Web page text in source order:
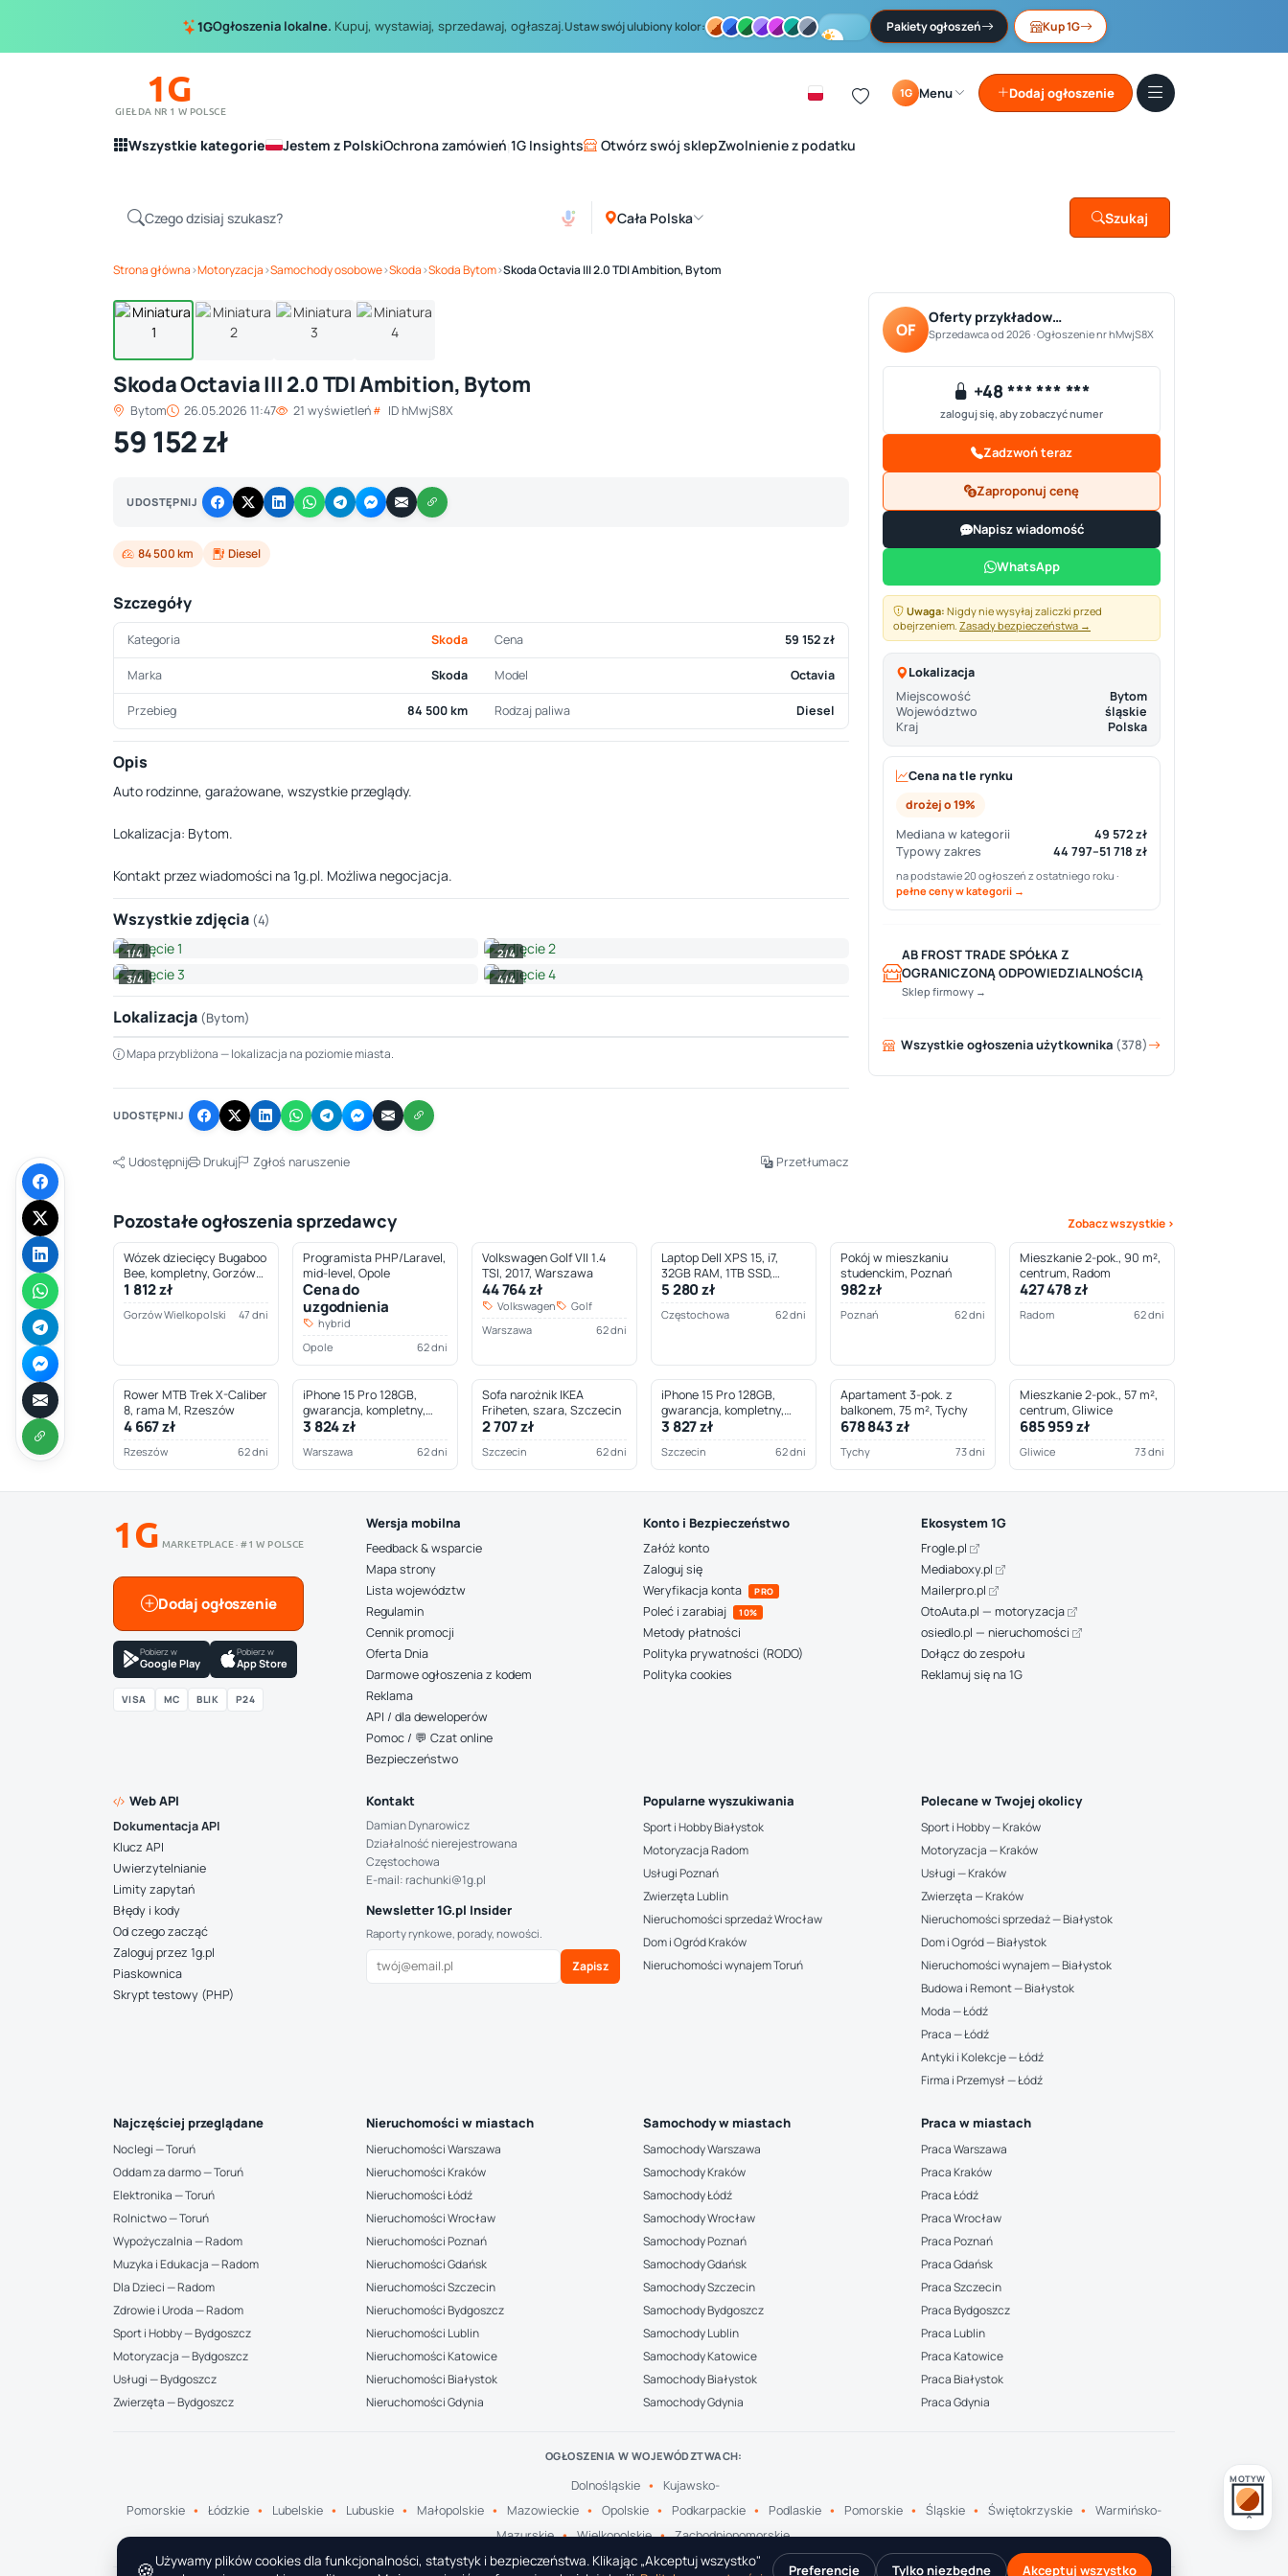
MOTYW
1GOgłoszenia lokalne. Kupuj, wystawiaj, sprzedawaj, ogłaszaj.Ustaw swój ulubiony kolor: Pakiety ogłoszeń Kup 1G
1G
GIEŁDA NR 1 W POLSCE
1G Menu Dodaj ogłoszenie
Wszystkie kategorie Jestem z PolskiOchrona zamówień 1G Insights Otwórz swój sklepZwolnienie z podatku
Cała Polska Szukaj
Strona główna›Motoryzacja›Samochody osobowe›Skoda›Skoda Bytom›Skoda Octavia III 2.0 TDI Ambition, Bytom
1/ 4
Skoda Octavia III 2.0 TDI Ambition, Bytom
Bytom 26.05.2026 11:47 21 wyświetleń ID hMwjS8X
59 152 zł
UDOSTĘPNIJ
84 500 km Diesel
Szczegóły
Kategoria Skoda Cena 59 152 zł
Marka Skoda Model Octavia
Przebieg 84 500 km Rodzaj paliwa Diesel
Opis
Auto rodzinne, garażowane, wszystkie przeglądy.
Lokalizacja: Bytom.
Kontakt przez wiadomości na 1g.pl. Możliwa negocjacja.
Wszystkie zdjęcia (4)
1/4
2/4
3/4
4/4
Lokalizacja (Bytom)
+
−
Mapa przybliżona — lokalizacja na poziomie miasta.
UDOSTĘPNIJ
Udostępnij Drukuj Zgłoś naruszenie Przetłumacz
OF
Oferty przykładow…
Sprzedawca od 2026 · Ogłoszenie nr hMwjS8X
+48 *** *** ***
zaloguj się, aby zobaczyć numer
Zadzwoń teraz
Zaproponuj cenę
Napisz wiadomość
WhatsApp
Uwaga: Nigdy nie wysyłaj zaliczki przed
obejrzeniem. Zasady bezpieczeństwa →
Lokalizacja
Miejscowość
Bytom
Województwo
śląskie
Kraj
Polska
Cena na tle rynku
drożej o 19%
Mediana w kategorii
49 572 zł
Typowy zakres
44 797–51 718 zł
na podstawie 20 ogłoszeń z ostatniego roku ·
pełne ceny w kategorii →
AB FROST TRADE SPÓŁKA Z
OGRANICZONĄ ODPOWIEDZIALNOŚCIĄ
Sklep firmowy →
Wszystkie ogłoszenia użytkownika (378)
Pozostałe ogłoszenia sprzedawcy Zobacz wszystkie ›
Wózek dziecięcy Bugaboo
Bee, kompletny, Gorzów
Wielkopolski
1 812 zł
Gorzów Wielkopolski 47 dni
Programista PHP/Laravel,
mid-level, Opole
Cena do
uzgodnienia
hybrid
Opole
62 dni
Volkswagen Golf VII 1.4
TSI, 2017, Warszawa
44 764 zł
Volkswagen
Golf
Warszawa
62 dni
Laptop Dell XPS 15, i7,
32GB RAM, 1TB SSD,
Częstochowa
5 280 zł
Częstochowa 62 dni
Pokój w mieszkaniu
studenckim, Poznań
982 zł
Poznań 62 dni
Mieszkanie 2-pok., 90 m²,
centrum, Radom
427 478 zł
Radom 62 dni
Rower MTB Trek X-Caliber
8, rama M, Rzeszów
4 667 zł
Rzeszów 62 dni
iPhone 15 Pro 128GB,
gwarancja, kompletny,
Warszawa
3 824 zł
Warszawa 62 dni
Sofa narożnik IKEA
Friheten, szara, Szczecin
2 707 zł
Szczecin 62 dni
iPhone 15 Pro 128GB,
gwarancja, kompletny,
Szczecin
3 827 zł
Szczecin 62 dni
Apartament 3-pok. z
balkonem, 75 m², Tychy
678 843 zł
Tychy 73 dni
Mieszkanie 2-pok., 57 m²,
centrum, Gliwice
685 959 zł
Gliwice 73 dni
1G MARKETPLACE · #1 W POLSCE
Dodaj ogłoszenie
Pobierz w
Google Play
Pobierz w
App Store
VISA MC BLIK P24
Wersja mobilna
Feedback & wsparcie
Mapa strony
Lista województw
Regulamin
Cennik promocji
Oferta Dnia
Darmowe ogłoszenia z kodem
Reklama
API / dla deweloperów
Pomoc / 💬 Czat online
Bezpieczeństwo
Konto i Bezpieczeństwo
Załóż konto
Zaloguj się
Weryfikacja konta
PRO
Poleć i zarabiaj 10%
Metody płatności
Polityka prywatności (RODO)
Polityka cookies
Ekosystem 1G
Frogle.pl
Mediaboxy.pl
Mailerpro.pl
OtoAuta.pl — motoryzacja
osiedlo.pl — nieruchomości
Dołącz do zespołu
Reklamuj się na 1G
Web API
Dokumentacja API
Klucz API
Uwierzytelnianie
Limity zapytań
Błędy i kody
Od czego zacząć
Zaloguj przez 1g.pl
Piaskownica
Skrypt testowy (PHP)
Kontakt
Damian Dynarowicz
Działalność nierejestrowana
Częstochowa
E-mail: rachunki@1g.pl
Newsletter 1G.pl Insider
Raporty rynkowe, porady, nowości.
Zapisz
Popularne wyszukiwania
Sport i Hobby Białystok
Motoryzacja Radom
Usługi Poznań
Zwierzęta Lublin
Nieruchomości sprzedaż Wrocław
Dom i Ogród Kraków
Nieruchomości wynajem Toruń
Polecane w Twojej okolicy
Sport i Hobby — Kraków
Motoryzacja — Kraków
Usługi — Kraków
Zwierzęta — Kraków
Nieruchomości sprzedaż — Białystok
Dom i Ogród — Białystok
Nieruchomości wynajem — Białystok
Budowa i Remont — Białystok
Moda — Łódź
Praca — Łódź
Antyki i Kolekcje — Łódź
Firma i Przemysł — Łódź
Najczęściej przeglądane
Noclegi — Toruń
Oddam za darmo — Toruń
Elektronika — Toruń
Rolnictwo — Toruń
Wypożyczalnia — Radom
Muzyka i Edukacja — Radom
Dla Dzieci — Radom
Zdrowie i Uroda — Radom
Sport i Hobby — Bydgoszcz
Motoryzacja — Bydgoszcz
Usługi — Bydgoszcz
Zwierzęta — Bydgoszcz
Nieruchomości w miastach
Nieruchomości Warszawa
Nieruchomości Kraków
Nieruchomości Łódź
Nieruchomości Wrocław
Nieruchomości Poznań
Nieruchomości Gdańsk
Nieruchomości Szczecin
Nieruchomości Bydgoszcz
Nieruchomości Lublin
Nieruchomości Katowice
Nieruchomości Białystok
Nieruchomości Gdynia
Samochody w miastach
Samochody Warszawa
Samochody Kraków
Samochody Łódź
Samochody Wrocław
Samochody Poznań
Samochody Gdańsk
Samochody Szczecin
Samochody Bydgoszcz
Samochody Lublin
Samochody Katowice
Samochody Białystok
Samochody Gdynia
Praca w miastach
Praca Warszawa
Praca Kraków
Praca Łódź
Praca Wrocław
Praca Poznań
Praca Gdańsk
Praca Szczecin
Praca Bydgoszcz
Praca Lublin
Praca Katowice
Praca Białystok
Praca Gdynia
OGŁOSZENIA W WOJEWÓDZTWACH:
Dolnośląskie
Kujawsko-
Pomorskie
Łódzkie Lubelskie Lubuskie Małopolskie Mazowieckie Opolskie Podkarpackie Podlaskie Pomorskie Śląskie Świętokrzyskie
Warmińsko-
Mazurskie
Wielkopolskie Zachodniopomorskie
🍪Używamy plików cookies dla funkcjonalności, statystyk i bezpieczeństwa. Klikając „Akceptuj wszystko"
Preferencje Tylko niezbędne Akceptuj wszystko